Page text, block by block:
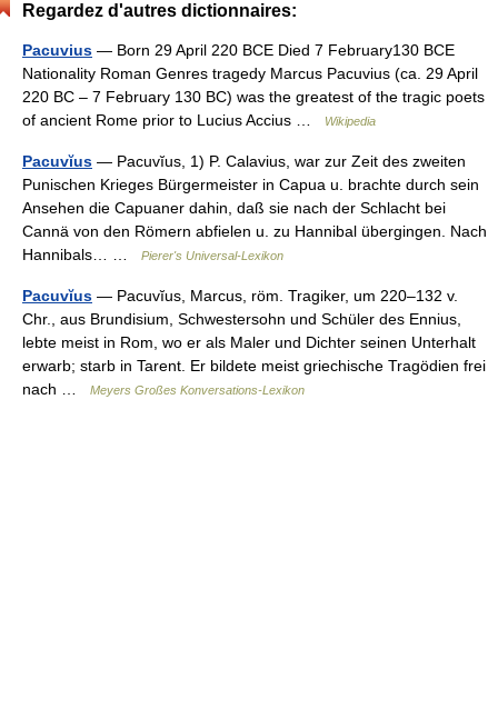
Regardez d'autres dictionnaires:
Pacuvius — Born 29 April 220 BCE Died 7 February130 BCE
Nationality Roman Genres tragedy Marcus Pacuvius (ca. 29 April
220 BC – 7 February 130 BC) was the greatest of the tragic poets
of ancient Rome prior to Lucius Accius …
Wikipedia
Pacuvĭus — Pacuvĭus, 1) P. Calavius, war zur Zeit des zweiten
Punischen Krieges Bürgermeister in Capua u. brachte durch sein
Ansehen die Capuaner dahin, daß sie nach der Schlacht bei
Cannä von den Römern abfielen u. zu Hannibal übergingen. Nach
Hannibals… …
Pierer's Universal-Lexikon
Pacuvĭus — Pacuvĭus, Marcus, röm. Tragiker, um 220–132 v.
Chr., aus Brundisium, Schwestersohn und Schüler des Ennius,
lebte meist in Rom, wo er als Maler und Dichter seinen Unterhalt
erwarb; starb in Tarent. Er bildete meist griechische Tragödien frei
nach …
Meyers Großes Konversations-Lexikon